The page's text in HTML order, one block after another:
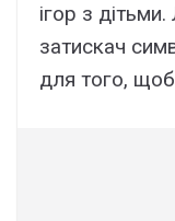
ігор з
затискач
для того,